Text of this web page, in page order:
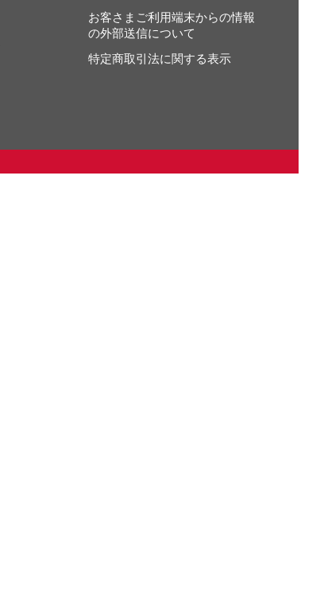
お客さまご利用端末からの情報
の外部送信について
特定商取引法に関する表示